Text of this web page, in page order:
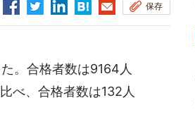
保存
。合格者数は9164人
べ、合格者数は132人